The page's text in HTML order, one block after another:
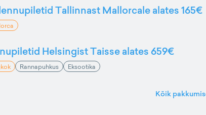
Tallinnast Mallorcale alates 165€
Helsingist Taisse alates 659€
Rannapuhkus Eksootika
Kõik